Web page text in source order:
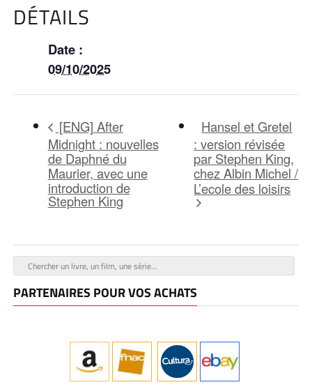
DÉTAILS
Date :
09/10/2025
[ENG] After
Midnight : nouvelles
de Daphné du
Maurier, avec une
introduction de
Stephen King
Hansel et Gretel
: version révisée
par Stephen King,
chez Albin Michel /
L’ecole des loisirs
PARTENAIRES POUR VOS ACHATS